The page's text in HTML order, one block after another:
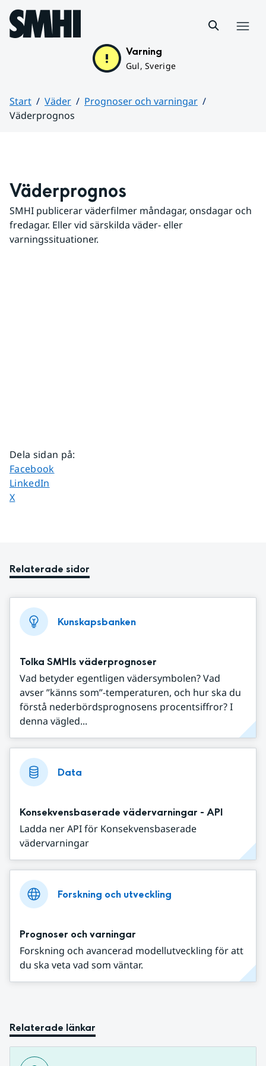
Hoppa till sidans innehåll
Varning
Gul, Sverige
Start Väder
Prognoser och varningar
Väderprognos
Väderprognos
SMHI publicerar väderfilmer måndagar, onsdagar och
fredagar. Eller vid särskilda väder- eller
varningssituationer.
Dela sidan på:
Dela sidan på
Facebook
Dela sidan på
LinkedIn
Dela sidan på
X
Relaterade sidor
Kunskapsbanken
Tolka SMHIs väderprognoser
Vad betyder egentligen vädersymbolen? Vad
avser ”känns som”-temperaturen, och hur ska du
förstå nederbördsprognosens procentsiffror? I
denna vägled...
Data
Konsekvensbaserade vädervarningar - API
Ladda ner API för Konsekvensbaserade
vädervarningar
Forskning och utveckling
Prognoser och varningar
Forskning och avancerad modellutveckling för att
du ska veta vad som väntar.
Relaterade länkar